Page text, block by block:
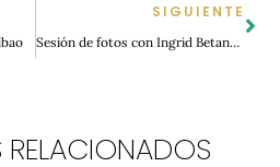
SIGUIENTE
Sesión de fotos con Ingrid Betancor
RELACIONADOS